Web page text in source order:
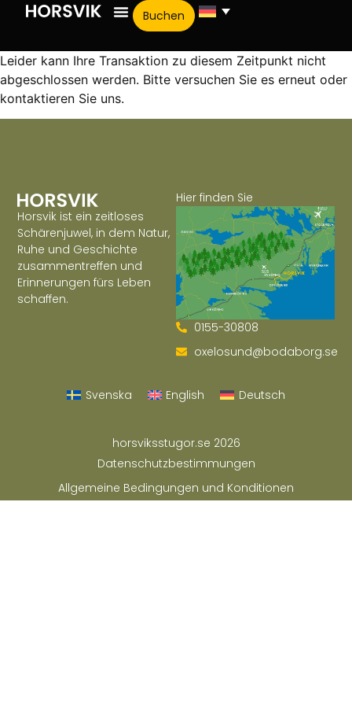
Buchen
Leider kann Ihre Transaktion zu diesem Zeitpunkt nicht
abgeschlossen werden. Bitte versuchen Sie es erneut oder
kontaktieren Sie uns.
Horsvik ist ein zeitloses
Schärenjuwel, in dem Natur,
Ruhe und Geschichte
zusammentreffen und
Erinnerungen fürs Leben
schaffen.
Hier finden Sie
0155-30808
oxelosund@bodaborg.se
Svenska English Deutsch
horsviksstugor.se 2026
Datenschutzbestimmungen
Allgemeine Bedingungen und Konditionen